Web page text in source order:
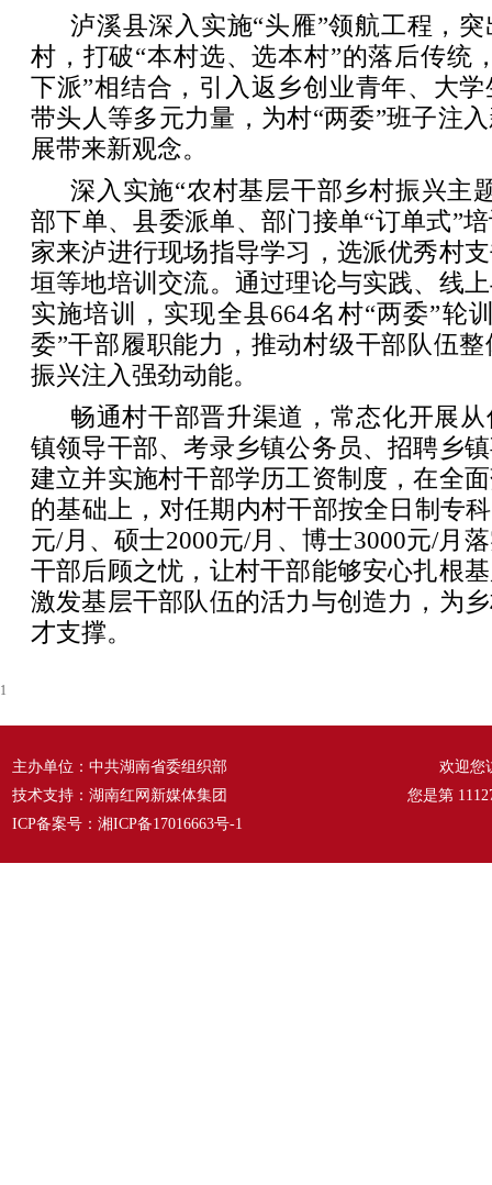
泸溪县深入实施“头雁”领航工程，
村，打破“本村选、选本村”的落后传统
下派”相结合，引入返乡创业青年、大
带头人等多元力量，为村“两委”班子注
展带来新观念。
深入实施“农村基层干部乡村振兴主
部下单、县委派单、部门接单“订单式”
家来泸进行现场指导学习，选派优秀村
垣等地培训交流。通过理论与实践、线
实施培训，实现全县664名村“两委”轮
委”干部履职能力，推动村级干部队伍
振兴注入强劲动能。
畅通村干部晋升渠道，常态化开展
镇领导干部、考录乡镇公务员、招聘乡
建立并实施村干部学历工资制度，在全
的基础上，对任期内村干部按全日制专
元/月、硕士2000元/月、博士3000元/月
干部后顾之忧，让村干部能够安心扎根
激发基层干部队伍的活力与创造力，为
才支撑。
1
主办单位：中共湖南省委组织部
技术支持：湖南红网新媒体集团
ICP备案号： 湘ICP备17016663号-1
欢迎您
您是第